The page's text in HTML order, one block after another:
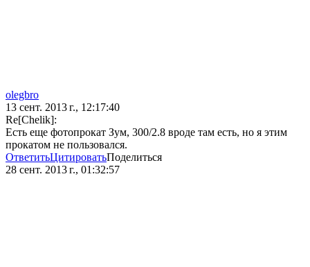
olegbro
13 сент. 2013 г., 12:17:40
Re[Chelik]:
Есть еще фотопрокат Зум, 300/2.8 вроде там есть, но я этим
прокатом не пользовался.
ОтветитьЦитироватьПоделиться
28 сент. 2013 г., 01:32:57